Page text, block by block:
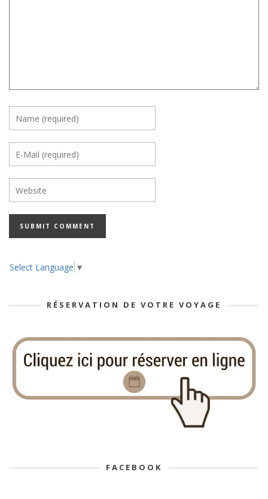
Select Language ▼
RÉSERVATION DE VOTRE VOYAGE
FACEBOOK